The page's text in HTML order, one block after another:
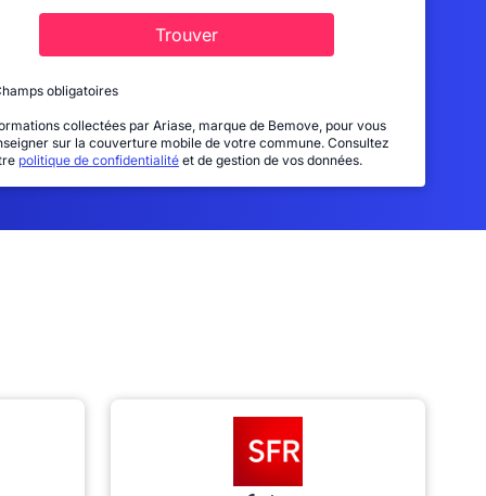
Trouver
obligatoires
collectées par Ariase, marque de Bemove, pour vous
sur la couverture mobile de votre commune. Consultez
politique de confidentialité et de gestion de vos données.